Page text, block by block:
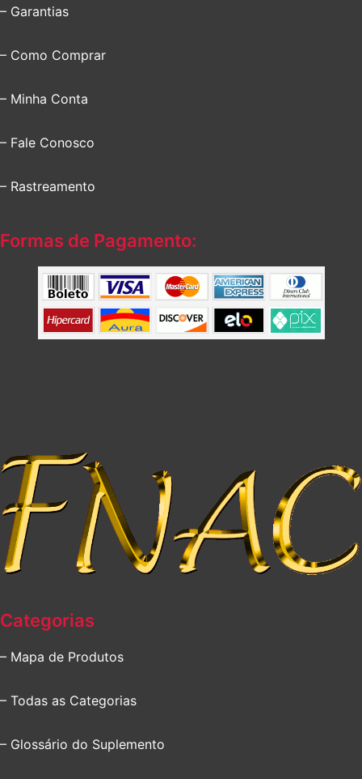
– Garantias
– Como Comprar
– Minha Conta
– Fale Conosco
– Rastreamento
Formas de Pagamento:
Categorias
– Mapa de Produtos
– Todas as Categorias
– Glossário do Suplemento